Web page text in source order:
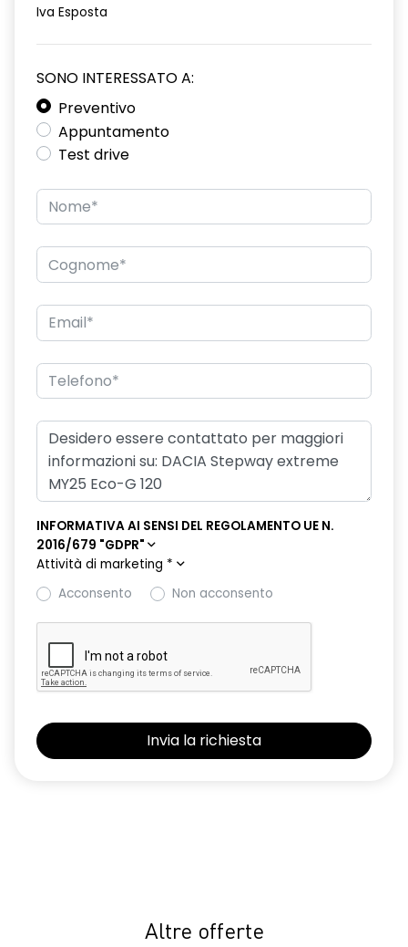
Iva Esposta
SONO INTERESSATO A:
Preventivo
Appuntamento
Test drive
INFORMATIVA AI SENSI DEL REGOLAMENTO UE N.
2016/679 "GDPR"
Attività di marketing *
Acconsento
Non acconsento
Altre offerte